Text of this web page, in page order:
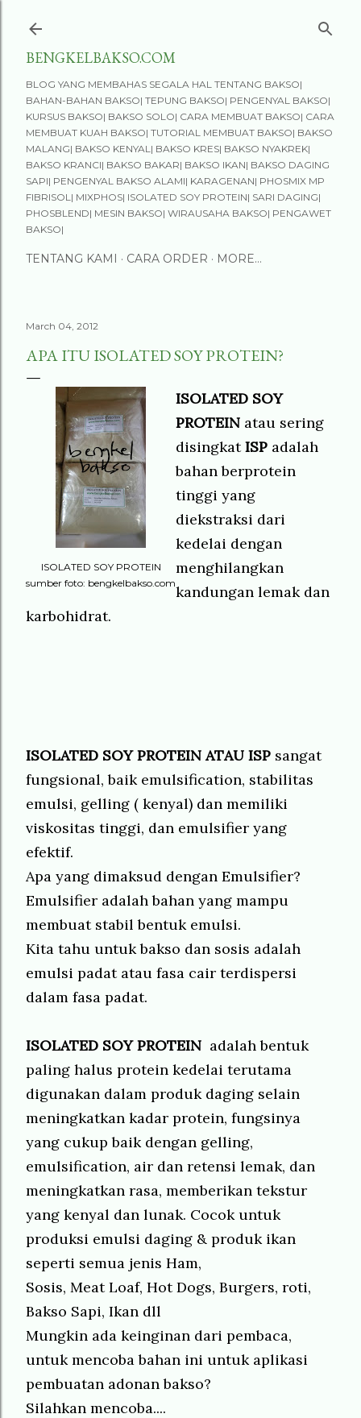
BENGKELBAKSO.COM
BLOG YANG MEMBAHAS SEGALA HAL TENTANG BAKSO|
BAHAN-BAHAN BAKSO| TEPUNG BAKSO| PENGENYAL BAKSO|
KURSUS BAKSO| BAKSO SOLO| CARA MEMBUAT BAKSO| CARA
MEMBUAT KUAH BAKSO| TUTORIAL MEMBUAT BAKSO| BAKSO
MALANG| BAKSO KENYAL| BAKSO KRES| BAKSO NYAKREK|
BAKSO KRANCI| BAKSO BAKAR| BAKSO IKAN| BAKSO DAGING
SAPI| PENGENYAL BAKSO ALAMI| KARAGENAN| PHOSMIX MP
FIBRISOL| MIXPHOS| ISOLATED SOY PROTEIN| SARI DAGING|
PHOSBLEND| MESIN BAKSO| WIRAUSAHA BAKSO| PENGAWET
BAKSO|
TENTANG KAMI CARA ORDER MORE…
March 04, 2012
APA ITU ISOLATED SOY PROTEIN?
ISOLATED SOY PROTEIN
sumber foto: bengkelbakso.com
ISOLATED SOY
PROTEIN atau sering
disingkatISP adalah
bahan berprotein
tinggi yang
diekstraksi dari
kedelai dengan
menghilangkan
kandungan lemak dan
karbohidrat.
ISOLATED SOY PROTEIN ATAU ISP sangat
fungsional, baik emulsification, stabilitas
emulsi, gelling ( kenyal) dan memiliki
viskositas tinggi, dan emulsifier yang
efektif.
Apa yang dimaksud dengan Emulsifier?
Emulsifier adalah bahan yang mampu
membuat stabil bentuk emulsi.
Kita tahu untuk bakso dan sosis adalah
emulsi padat atau fasa cair terdispersi
dalam fasa padat.
ISOLATED SOY PROTEIN adalah bentuk
paling halus protein kedelai terutama
digunakan dalam produk daging selain
meningkatkan kadar protein, fungsinya
yang cukup baik dengan gelling,
emulsification, air dan retensi lemak, dan
meningkatkan rasa, memberikan tekstur
yang kenyal dan lunak. Cocok untuk
produksi emulsi daging & produk ikan
seperti semua jenis Ham,
Sosis, Meat Loaf, Hot Dogs, Burgers, roti,
Bakso Sapi, Ikan dll
Mungkin ada keinginan dari pembaca,
untuk mencoba bahan ini untuk aplikasi
pembuatan adonan bakso?
Silahkan mencoba....